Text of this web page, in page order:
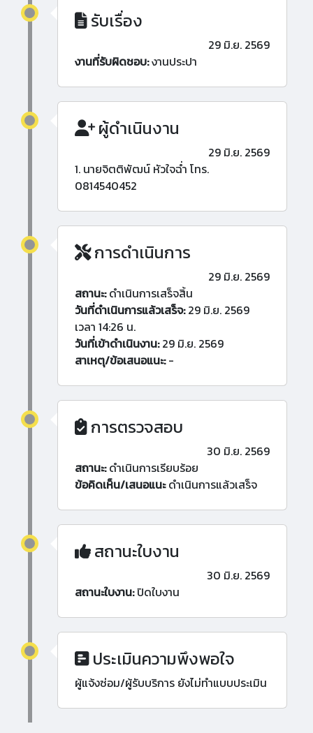
รับเรื่อง
29 มิ.ย. 2569
งานที่รับผิดชอบ:งานประปา
ผู้ดำเนินงาน
29 มิ.ย. 2569
1. นายจิตติพัฒน์ หัวใจฉ่ำ โทร.
0814540452
การดำเนินการ
29 มิ.ย. 2569
สถานะ:ดำเนินการเสร็จสิ้น
วันที่ดำเนินการแล้วเสร็จ:29 มิ.ย. 2569
เวลา 14:26 น.
วันที่เข้าดำเนินงาน:29 มิ.ย. 2569
สาเหตุ/ข้อเสนอแนะ:-
การตรวจสอบ
30 มิ.ย. 2569
สถานะ:ดำเนินการเรียบร้อย
ข้อคิดเห็น/เสนอแนะดำเนินการแล้วเสร็จ
สถานะใบงาน
30 มิ.ย. 2569
สถานะใบงาน:ปิดใบงาน
ประเมินความพึงพอใจ
ผู้แจ้งซ่อม/ผู้รับบริการ ยังไม่ทำแบบประเมิน